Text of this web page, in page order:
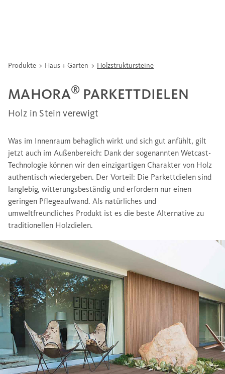
Produkte Haus + Garten Holzstruktursteine
MAHORA® PARKETTDIELEN
Holz in Stein verewigt
Was im Innenraum behaglich wirkt und sich gut anfühlt, gilt
jetzt auch im Außenbereich: Dank der sogenannten Wetcast-
Technologie können wir den einzigartigen Charakter von Holz
authentisch wiedergeben. Der Vorteil: Die Parkettdielen sind
langlebig, witterungsbeständig und erfordern nur einen
geringen Pflegeaufwand. Als natürliches und
umweltfreundliches Produkt ist es die beste Alternative zu
traditionellen Holzdielen.